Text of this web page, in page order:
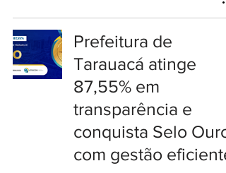
Prefeitura de
Tarauacá atinge
87,55% em
transparência e
conquista Selo Ouro
com gestão eficiente